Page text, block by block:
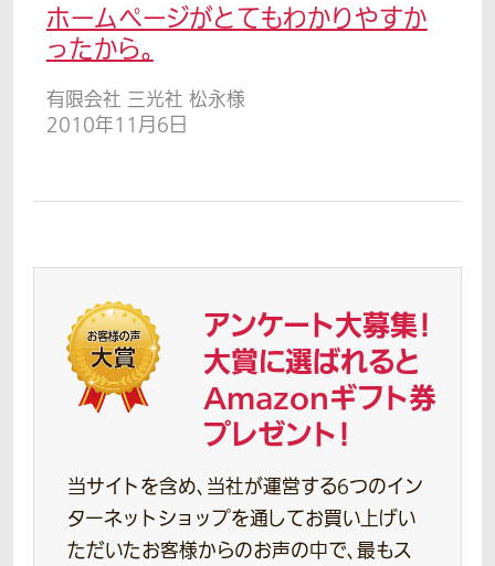
ホームページがとてもわかりやすか
ったから。
有限会社 三光社 松永様
2010年11月6日
アンケート大募集！
大賞に選ばれると
Amazonギフト券
プレゼント！
当サイトを含め、当社が運営する6つのイン
ターネットショップを通してお買い上げい
ただいたお客様からのお声の中で、最もス